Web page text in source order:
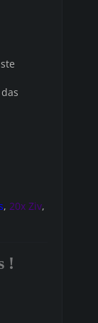
, 20x Ziv,
!